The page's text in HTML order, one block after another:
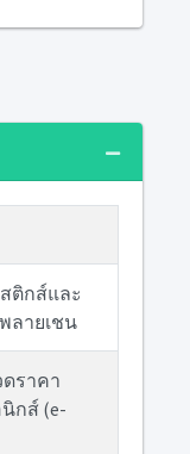
ติกส์และ
ลายเชน
ราคา
กส์ (e-